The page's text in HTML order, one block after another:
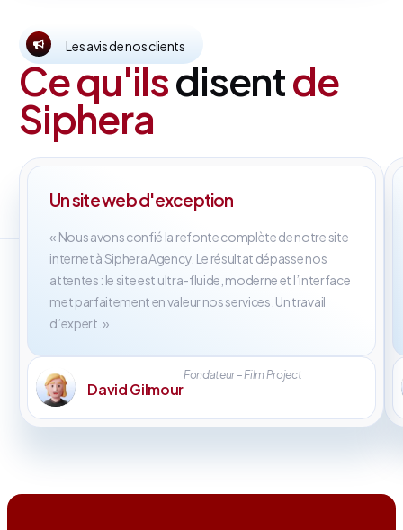
Les avis de nos clients
Ce qu'ilsdisentde
Siphera
Un site web d'exception
« Nous avons confié la refonte complète de notre site
internet à Siphera Agency. Le résultat dépasse nos
attentes : le site est ultra-fluide, moderne et l’interface
met parfaitement en valeur nos services. Un travail
d’expert. »
David Gilmour
Fondateur – Film Project